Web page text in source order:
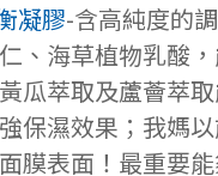
凝膠-含高純度的
、海草植物乳酸
瓜萃取及蘆薈萃
保濕效果；我媽
膜表面！最重要